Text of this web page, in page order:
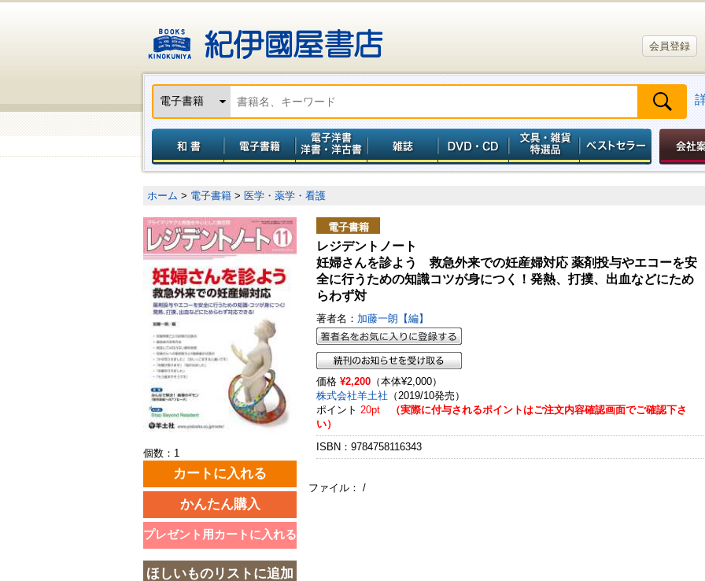
会員登録
ホーム > 電子書籍 > 医学・薬学・看護
個数：1
電子書籍
レジデントノート
妊婦さんを診よう 救急外来での妊産婦対応 薬剤投与やエコーを安
全に行うための知識コツが身につく！発熱、打撲、出血などにため
らわず対
著者名： 加藤一朗【編】
価格 ¥2,200 （本体¥2,000）
株式会社羊土社 （2019/10発売）
ポイント 20pt （実際に付与されるポイントはご注文内容確認画面でご確認下さ
い）
ISBN：9784758116343
ファイル： /